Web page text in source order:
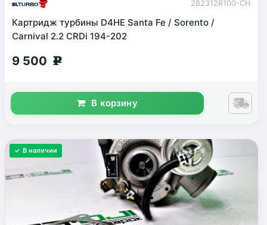
282312R100-CH
Картридж турбины D4HE Santa Fe / Sorento /
Carnival 2.2 CRDi 194-202
9 500 g
В корзину
✓ В наличии